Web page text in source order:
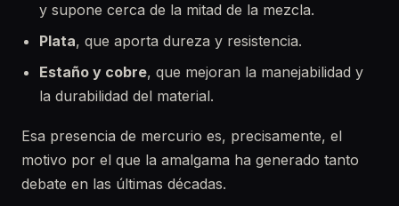
y supone cerca de la mitad de la mezcla.
Plata, que aporta dureza y resistencia.
Estaño y cobre, que mejoran la manejabilidad y
la durabilidad del material.
Esa presencia de mercurio es, precisamente, el
motivo por el que la amalgama ha generado tanto
debate en las últimas décadas.